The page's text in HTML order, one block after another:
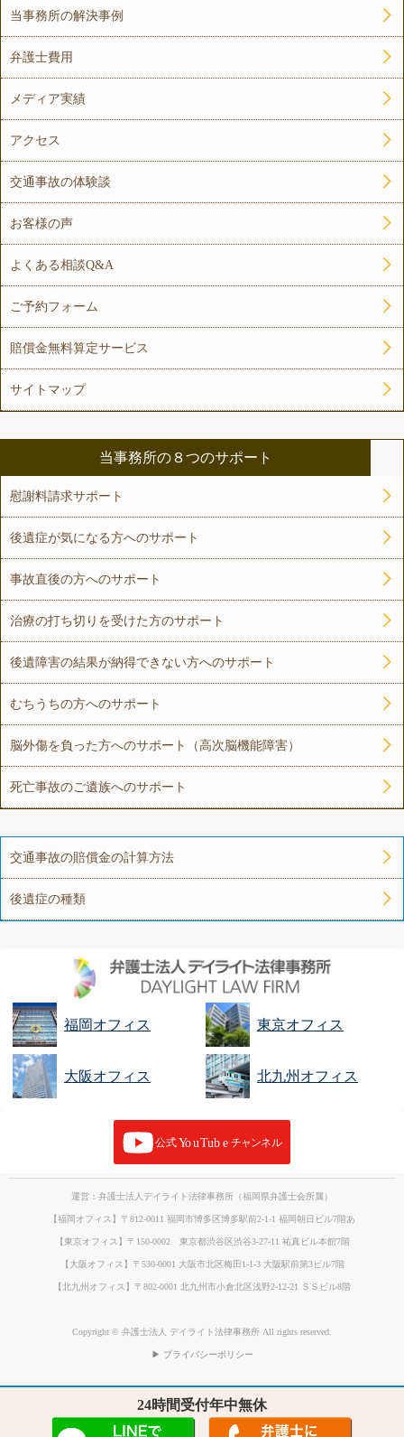
当事務所の解決事例
弁護士費用
メディア実績
アクセス
交通事故の体験談
お客様の声
よくある相談Q&A
ご予約フォーム
賠償金無料算定サービス
サイトマップ
当事務所の８つのサポート
慰謝料請求サポート
後遺症が気になる方へのサポート
事故直後の方へのサポート
治療の打ち切りを受けた方のサポート
後遺障害の結果が納得できない方へのサポート
むちうちの方へのサポート
脳外傷を負った方へのサポート（高次脳機能障害）
死亡事故のご遺族へのサポート
交通事故の賠償金の計算方法
後遺症の種類
福岡オフィス 東京オフィス
大阪オフィス 北九州オフィス
運営：弁護士法人デイライト法律事務所（福岡県弁護士会所属）
【福岡オフィス】〒812-0011 福岡市博多区博多駅前2-1-1 福岡朝日ビル7階あ
【東京オフィス】〒150-0002 東京都渋谷区渋谷3-27-11 祐真ビル本館7階
【大阪オフィス】〒530-0001 大阪市北区梅田1-1-3 大阪駅前第3ビル7階
【北九州オフィス】〒802-0001 北九州市小倉北区浅野2-12-21 ＳＳビル8階
Copyright © 弁護士法人 デイライト法律事務所 All rights reserved.
▶ プライバシーポリシー
24時間受付年中無休